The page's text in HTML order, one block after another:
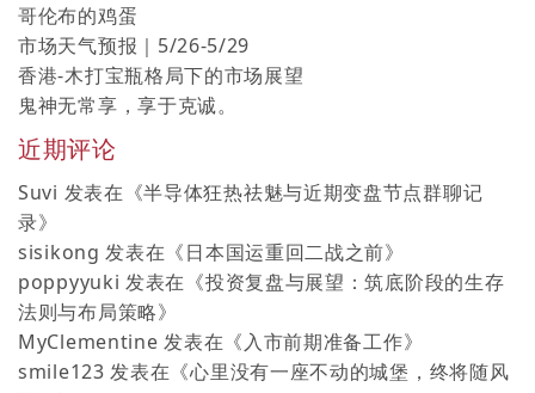
哥伦布的鸡蛋
市场天气预报｜5/26-5/29
香港-木打宝瓶格局下的市场展望
鬼神无常享，享于克诚。
近期评论
Suvi 发表在《半导体狂热祛魅与近期变盘节点群聊记
录》
sisikong 发表在《日本国运重回二战之前》
poppyyuki 发表在《投资复盘与展望：筑底阶段的生存
法则与布局策略》
MyClementine 发表在《入市前期准备工作》
smile123 发表在《心里没有一座不动的城堡，终将随风